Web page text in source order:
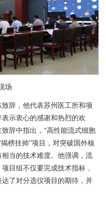
场
辞，他代表苏州医工所和项
示衷心的感谢和热烈的欢
辞中指出，“高性能流式细胞
榜挂帅”项目，对突破国外核
当的技术难度。他强调，流
目组不仅要完成技术指标，
了对分选仪项目的期待，并